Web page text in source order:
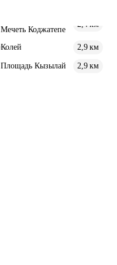
Мечеть Коджатепе
Колей 2,9 км
Площадь Кызылай 2,9 км